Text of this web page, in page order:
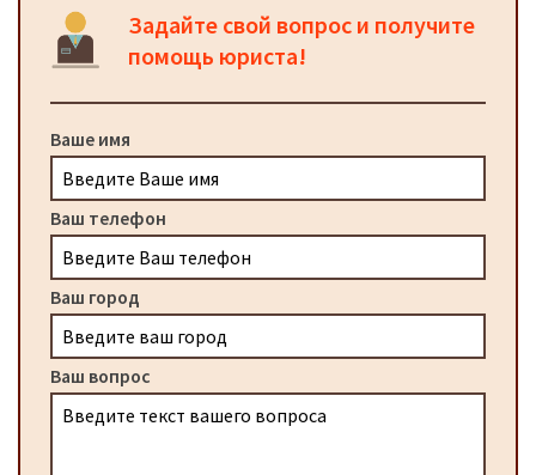
Задайте свой вопрос и получите
помощь юриста!
Ваше имя
Ваш телефон
Ваш город
Ваш вопрос